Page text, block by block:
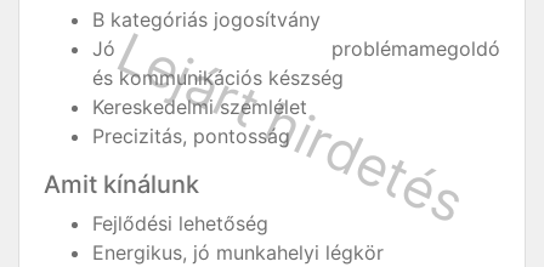
B kategóriás jogosítvány
Jó problémamegoldó
és kommunikációs készség
Kereskedelmi szemlélet
Precizitás, pontosság
Amit kínálunk
Fejlődési lehetőség
Energikus, jó munkahelyi légkör